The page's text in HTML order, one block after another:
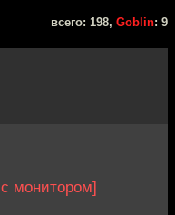
всего: 198, Goblin: 9
монитором]